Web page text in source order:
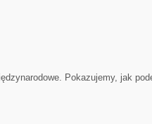
Pokazujemy, jak